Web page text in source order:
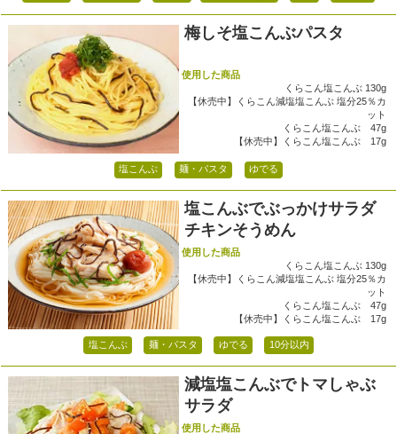
梅しそ塩こんぶパスタ
使用した商品
くらこん塩こんぶ 130g
【休売中】くらこん減塩塩こんぶ 塩分25％カ
ット
くらこん塩こんぶ 47g
【休売中】くらこん塩こんぶ 17g
塩こんぶ 麺・パスタ ゆでる
塩こんぶでぶっかけサラダ
チキンそうめん
使用した商品
くらこん塩こんぶ 130g
【休売中】くらこん減塩塩こんぶ 塩分25％カ
ット
くらこん塩こんぶ 47g
【休売中】くらこん塩こんぶ 17g
塩こんぶ 麺・パスタ ゆでる 10分以内
減塩塩こんぶでトマしゃぶ
サラダ
使用した商品